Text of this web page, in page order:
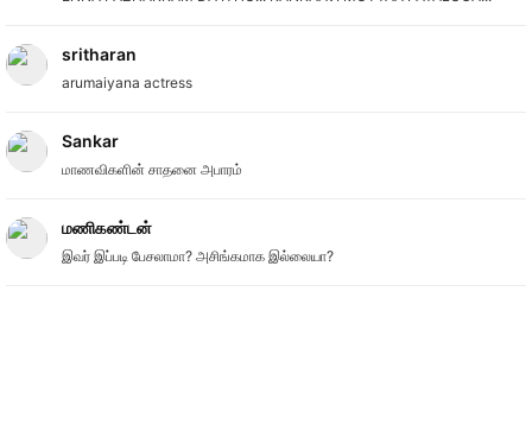
sritharan
arumaiyana actress
Sankar
மாணவிகளின் சாதனை அபாரம்
மணிகண்டன்
இவர் இப்படி பேசலாமா? அசிங்கமாக இல்லையா?